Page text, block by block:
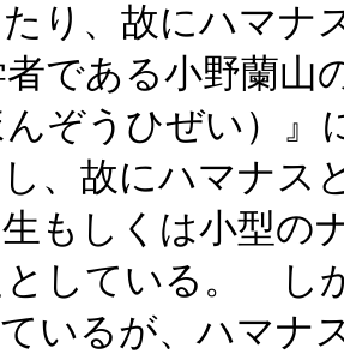
り、故にハマナ
である小野蘭山
んぞうひぜい）』
、故にハマナス
もしくは小型の
としている。 し
いるが、ハマナ